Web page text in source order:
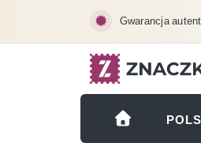
Gwarancja